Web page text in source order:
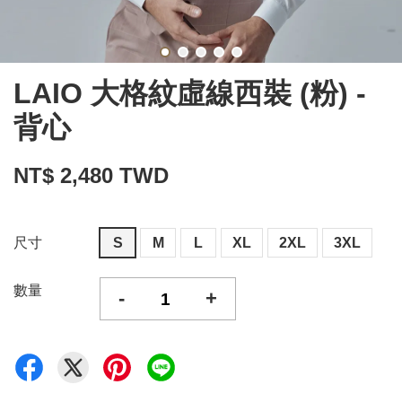
LAIO 大格紋虛線西裝 (粉) -
背心
NT$ 2,480 TWD
尺寸 S M L XL 2XL 3XL
數量 - +